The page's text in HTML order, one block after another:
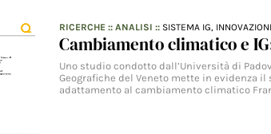
RICERCHE ::ANALISI :: SISTEMA IG,
Cambiamento climatico e
Uno studio condotto dall’Università di
Geografiche del Veneto mette in evidenza
adattamento al cambiamento climatico